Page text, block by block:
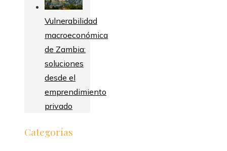
Vulnerabilidad
macroeconómica
de Zambia:
soluciones
desde el
emprendimiento
privado
Categorías